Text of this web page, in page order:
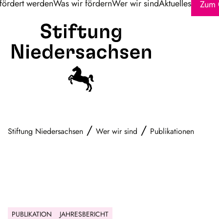
werdenWas wir fördernWer wir sindAktuelles Zum
Stiftung Niedersachsen / Wer wir sind / Publikationen
PUBLIKATION JAHRESBERICHT